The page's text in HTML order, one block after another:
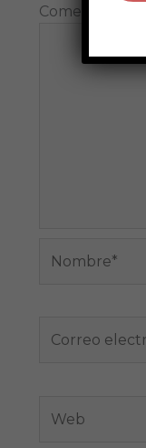
Comentario
electrónico*